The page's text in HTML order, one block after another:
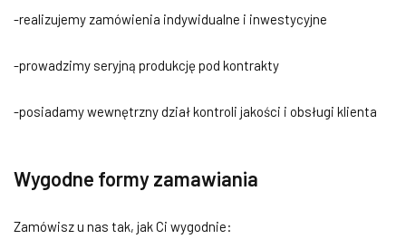
-realizujemy zamówienia indywidualne i inwestycyjne
-prowadzimy seryjną produkcję pod kontrakty
-posiadamy wewnętrzny dział kontroli jakości i obsługi klienta
Wygodne formy zamawiania
Zamówisz u nas tak, jak Ci wygodnie: